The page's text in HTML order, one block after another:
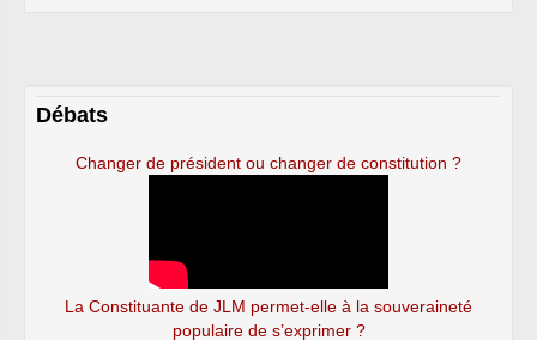
Débats
Changer de président ou changer de constitution ?
La Constituante de JLM permet-elle à la souveraineté
populaire de s’exprimer ?